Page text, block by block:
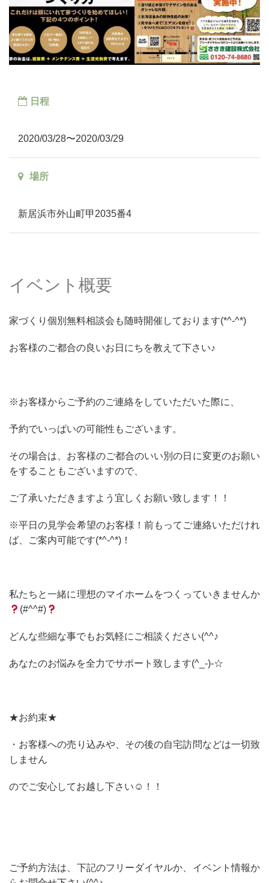
日程
2020/03/28〜2020/03/29
場所
新居浜市外山町甲2035番4
イベント概要
家づくり個別無料相談会も随時開催しております(*^-^*)
お客様のご都合の良いお日にちを教えて下さい♪
※お客様からご予約のご連絡をしていただいた際に、
予約でいっぱいの可能性もございます。
その場合は、お客様のご都合のいい別の日に変更のお願い
をすることもございますので、
ご了承いただきますよう宜しくお願い致します！！
※平日の見学会希望のお客様！前もってご連絡いただけれ
ば、ご案内可能です(*^-^*)！
私たちと一緒に理想のマイホームをつくっていきませんか
(#^^#)
どんな些細な事でもお気軽にご相談ください(^^♪
あなたのお悩みを全力でサポート致します(^_-)-☆
★お約束★
・お客様への売り込みや、その後の自宅訪問などは一切致
しません
のでご安心してお越し下さい☺！！
ご予約方法は、下記のフリーダイヤルか、イベント情報か